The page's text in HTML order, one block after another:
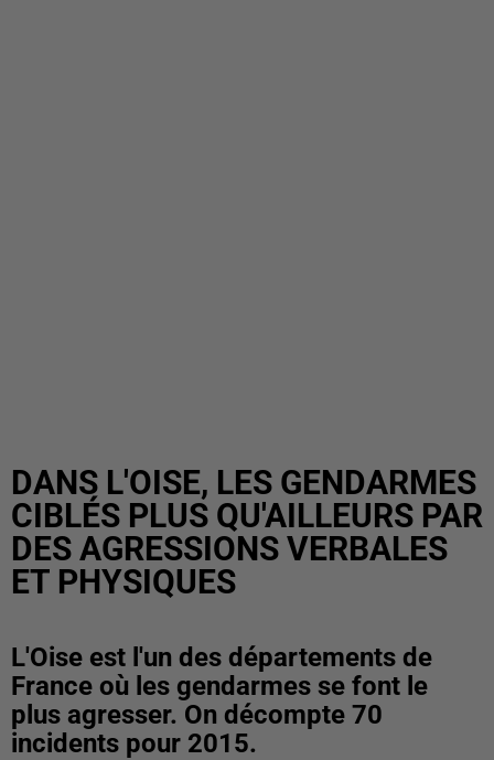
DANS L'OISE, LES GENDARMES
CIBLÉS PLUS QU'AILLEURS PAR
DES AGRESSIONS VERBALES
ET PHYSIQUES
L'Oise est l'un des départements de
France où les gendarmes se font le
plus agresser. On décompte 70
incidents pour 2015.